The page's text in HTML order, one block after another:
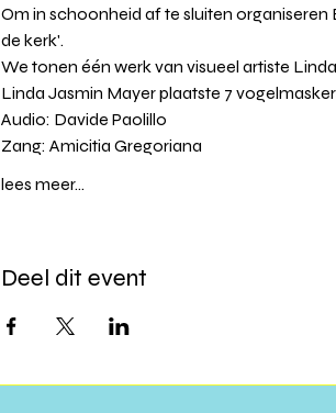
⁠Om in schoonheid af te sluiten
de kerk'.⁠
We tonen één werk van visueel artiste
Linda Jasmin Mayer plaatste 7
Audio: Davide Paolillo
Zang: Amicitia Gregoriana
lees meer...
Deel dit event